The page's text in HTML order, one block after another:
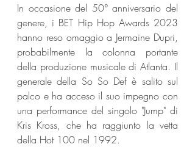
In occasione del 50° anniversario del
genere, i BET Hip Hop Awards 2023
hanno reso omaggio a Jermaine Dupri,
probabilmente la colonna portante
della produzione musicale di Atlanta. Il
generale della So So Def è salito sul
palco e ha acceso il suo impegno con
una performance del singolo "Jump" di
Kris Kross, che ha raggiunto la vetta
della Hot 100 nel 1992.